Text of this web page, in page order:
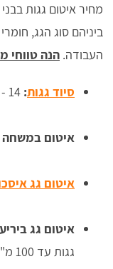
מחיר איטום גגות
ביניהם סוג הגג,
העבודה. הנה טווחי
סיוד גגות: 14 - 18 ש"ח למ"ר.
איטום במשחה
איטום גג
איטום גג
גגות עד 100 מ"ר).